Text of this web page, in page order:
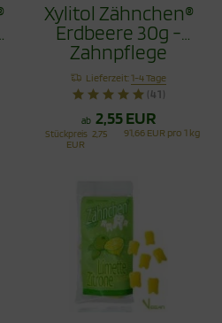
Xylitol Zähnchen®
Erdbeere 30g -
Zahnpflege
Bonbons
Lieferzeit:1-4 Tage
(41)
ab 2,55 EUR
Stückpreis 2,75
EUR
91,66 EUR pro 1 kg